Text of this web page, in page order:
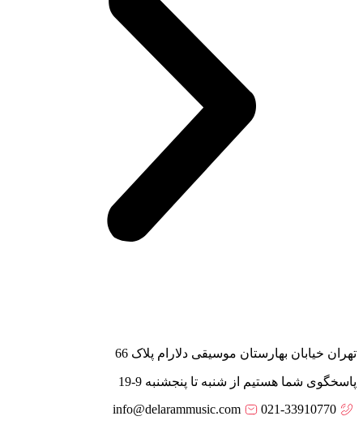
تهران خیابان بهارستان موسیقی دلارام پلاک 66
پاسخگوی شما هستیم از شنبه تا پنجشنبه 9-19
021-33910770
info@delarammusic.com